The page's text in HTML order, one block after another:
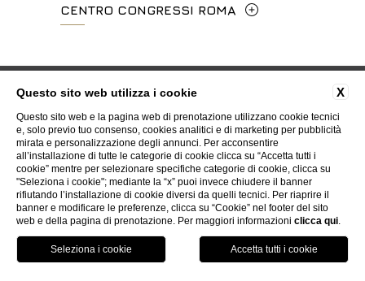
+39 055 660241
events.fi@fhotels55.com
P.Iva 00434210480
CENTRO CONGRESSI ROMA
+39 06 4814927
mice@hotelpalatino.com
P.Iva 00434210480
Certificazioni ISO
Whistleblowing Accessibilità
WEBSITE BY BLASTNESS
X
Questo sito web utilizza i cookie
Questo sito web e la pagina web di prenotazione utilizzano cookie tecnici
e, solo previo tuo consenso, cookies analitici e di marketing per pubblicità
mirata e personalizzazione degli annunci. Per acconsentire
all’installazione di tutte le categorie di cookie clicca su “Accetta tutti i
cookie” mentre per selezionare specifiche categorie di cookie, clicca su
"Seleziona i cookie"; mediante la “x” puoi invece chiudere il banner
rifiutando l’installazione di cookie diversi da quelli tecnici. Per riaprire il
banner e modificare le preferenze, clicca su “Cookie” nel footer del sito
web e della pagina di prenotazione. Per maggiori informazioni clicca qui.